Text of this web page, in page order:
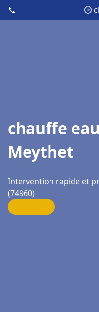
📞 🕒
chauffe
Meythet
Intervention rapide et
(74960)